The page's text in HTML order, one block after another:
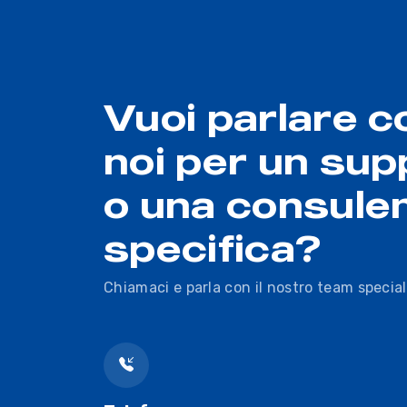
Vuoi parlare
noi per un
o una
specifica?
Chiamaci e parla con il nostro team